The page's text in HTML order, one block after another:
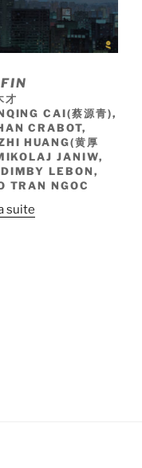
才
CAI(蔡源青),
CRABOT,
HUANG(黄厚
JANIW,
LEBON,
TRAN NGOC
suite